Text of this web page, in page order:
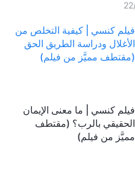
22
فيلم كنسي | كيفية التخلص من
الأغلال ودراسة الطريق الحق
(مقتطف مميَّز من فيلم)
فيلم كنسي | ما معنى الإيمان
الحقيقي بالرب؟ (مقتطف
مميَّز من فيلم)